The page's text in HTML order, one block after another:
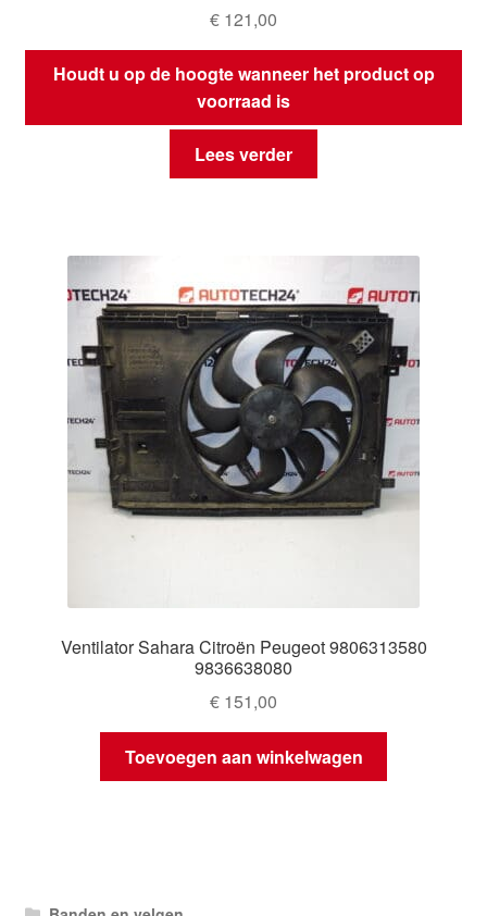
€ 121,00
Houdt u op de hoogte wanneer het product op
voorraad is
Lees verder
Ventilator Sahara Citroën Peugeot 9806313580
9836638080
€ 151,00
Toevoegen aan winkelwagen